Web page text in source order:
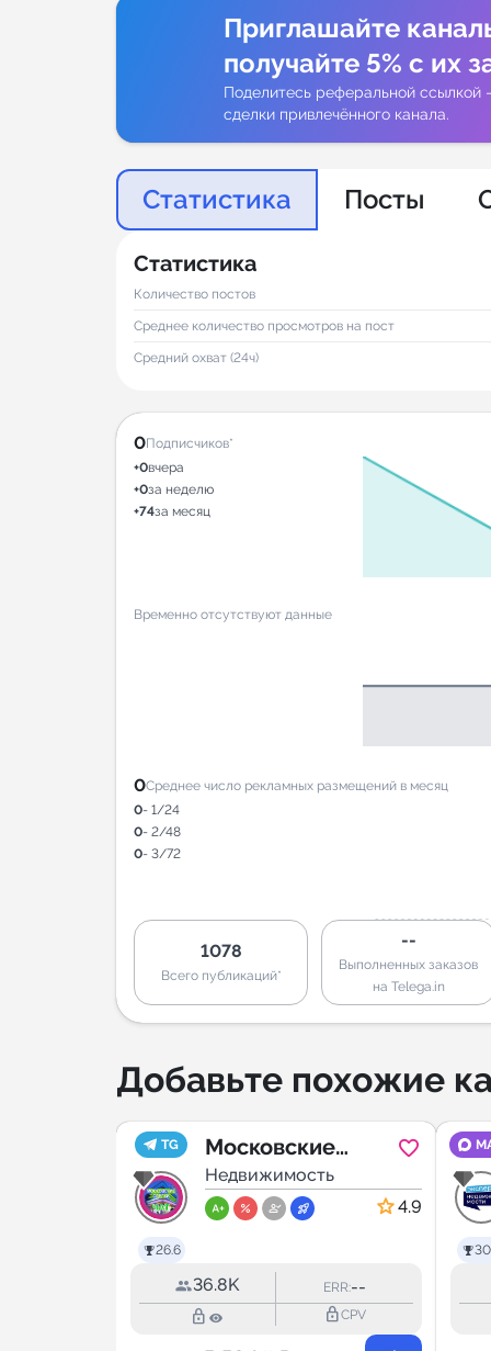
Приглашайте
получайте 5% с их
Поделитесь реферальной ссылкой
сделки привлечённого канала.
Статистика Посты
Статистика
Количество постов
Среднее количество просмотров на пост
Средний охват (24ч)
0Подписчиков*
+0вчера
+0за неделю
+74за месяц
Временно отсутствуют данные
0Среднее число рекламных размещений в месяц
0- 1/24
0- 2/48
0- 3/72
1078
Всего публикаций*
--
Выполненных заказов
на Telega.in
Добавьте похожие
TG
26.6
Московские
сделки чат №1
Недвижимость
4.9
36.8K ERR:--
lock_outline lock_outlineCPV